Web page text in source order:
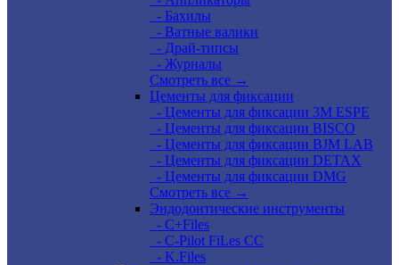
- Бахилы
- Ватные валики
- Драй-типсы
- Журналы
Смотреть все →
Цементы для фиксации
- Цементы для фиксации 3M ESPE
- Цементы для фиксации BISCO
- Цементы для фиксации BJM LAB
- Цементы для фиксации DETAX
- Цементы для фиксации DMG
Смотреть все →
Эндодонтические инструменты
- C+Files
- C-Pilot FiLes CC
- K.Files